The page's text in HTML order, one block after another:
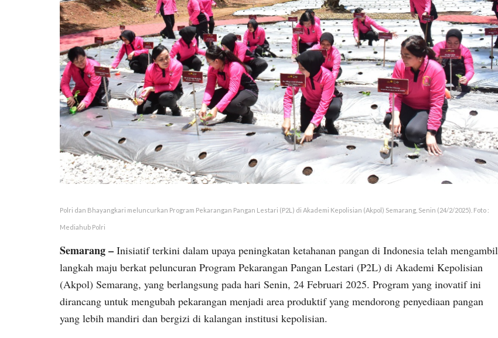
Polri dan Bhayangkari meluncurkan Program Pekarangan Pangan Lestari (P2L) di Akademi Kepolisian (Akpol) Semarang, Senin (24/2/2025). Foto :
Mediahub Polri
Semarang – Inisiatif terkini dalam upaya peningkatan ketahanan pangan di Indonesia telah mengambil
langkah maju berkat peluncuran Program Pekarangan Pangan Lestari (P2L) di Akademi Kepolisian
(Akpol) Semarang, yang berlangsung pada hari Senin, 24 Februari 2025. Program yang inovatif ini
dirancang untuk mengubah pekarangan menjadi area produktif yang mendorong penyediaan pangan
yang lebih mandiri dan bergizi di kalangan institusi kepolisian.